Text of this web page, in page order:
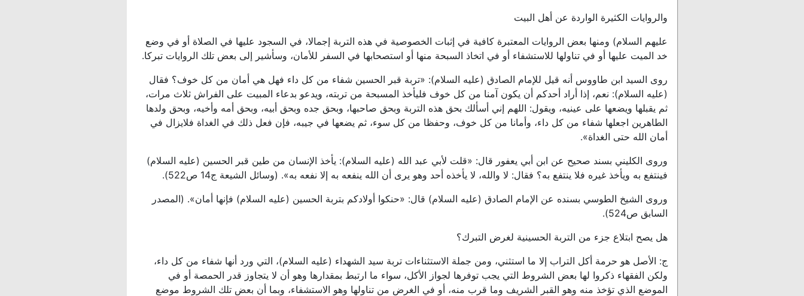
والروايات الكثيرة الواردة عن أهل البيت
عليهم السلام) ومنها بعض الروايات المعتبرة كافية في إثبات الخصوصية في هذه التربة إجمالا، في السجود عليها في الصلاة أو في وضع
خد الميت عليها أو في تناولها للاستشفاء أو في اتخاذ السبحة منها أو استصحابها في السفر للأمان، وسأشير إلى بعض تلك الروايات تبركا.
روى السيد ابن طاووس أنه قيل للإمام الصادق (عليه السلام): «تربة قبر الحسين شفاء من كل داء فهل هي أمان من كل خوف؟ فقال
(عليه السلام): نعم، إذا أراد أحدكم أن يكون آمنا من كل خوف فليأخذ المسبحة من تربته، ويدعو بدعاء المبيت على الفراش ثلاث مرات،
ثم يقبلها ويضعها على عينيه، ويقول: اللهم إني أسألك بحق هذه التربة وبحق صاحبها، وبحق جده وبحق أبيه، وبحق أمه وأخيه، وبحق ولدها
الطاهرين اجعلها شفاء من كل داء، وأمانا من كل خوف، وحفظا من كل سوء، ثم يضعها في جيبه، فإن فعل ذلك في الغداة فلايزال في
أمان الله حتى الغداة».
وروى الكليني بسند صحيح عن ابن أبي يعفور قال: «قلت لأبي عبد الله (عليه السلام): يأخذ الإنسان من طين قبر الحسين (عليه السلام)
فينتفع به ويأخذ غيره فلا ينتفع به؟ فقال: لا والله، لا يأخذه أحد وهو يرى أن الله ينفعه به إلا نفعه به». (وسائل الشيعة ج14 ص522).
وروى الشيخ الطوسي بسنده عن الإمام الصادق (عليه السلام) قال: «حنكوا أولادكم بتربة الحسين (عليه السلام) فإنها أمان». (المصدر
السابق ص524).
هل يصح ابتلاع جزء من التربة الحسينية لغرض التبرك؟
ج: الأصل هو حرمة أكل التراب إلا ما استثني، ومن جملة الاستثناءات تربة سيد الشهداء (عليه السلام)، التي ورد أنها شفاء من كل داء،
ولكن الفقهاء ذكروا لها بعض الشروط التي يجب توفرها لجواز الأكل، سواء ما ارتبط بمقدارها وهو أن لا يتجاوز قدر الحمصة أو في
الموضع الذي تؤخذ منه وهو القبر الشريف وما قرب منه، أو في الغرض من تناولها وهو الاستشفاء، وبما أن بعض تلك الشروط موضع